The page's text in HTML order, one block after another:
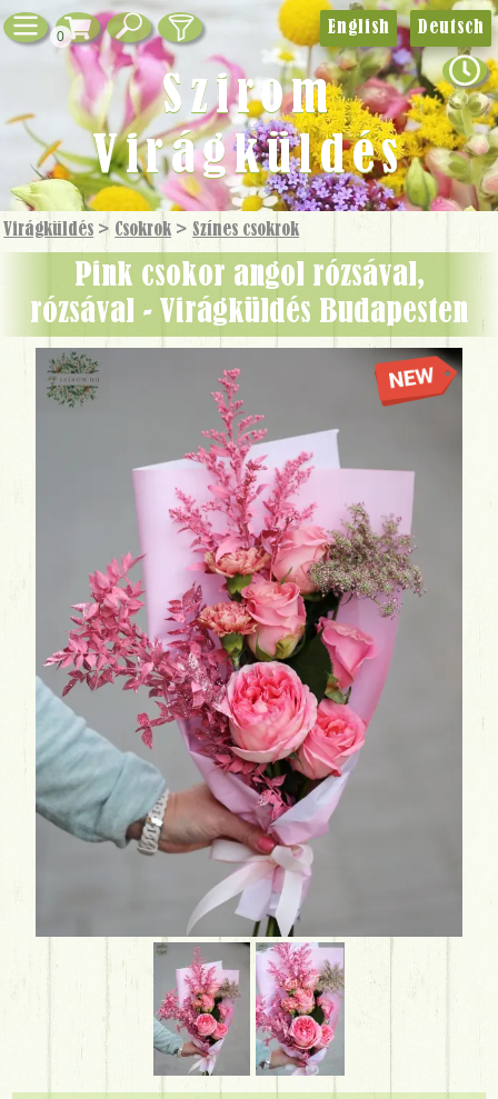
0
Virágküldés > Csokrok >Színes csokrok
Pink csokor angol rózsával,
rózsával - Virágküldés Budapesten
English Deutsch
Szirom
Virágküldés